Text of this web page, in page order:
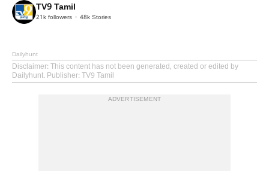
TV9 Tamil
21k followers 48k Stories
Dailyhunt
Disclaimer: This content has not been generated, created or edited by
Dailyhunt. Publisher: TV9 Tamil
ADVERTISEMENT